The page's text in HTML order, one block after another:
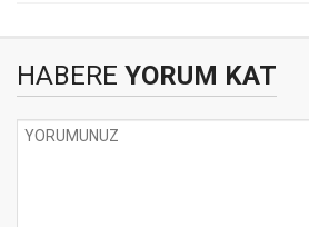
HABERE YORUM KAT